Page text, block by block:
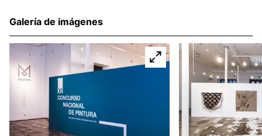
Galería de imágenes